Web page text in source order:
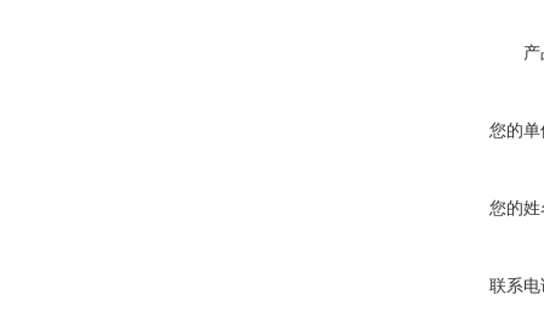
您的单
您的姓
联系电